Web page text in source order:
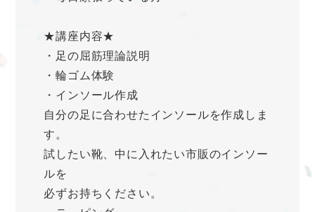
★講座内容★
・足の屈筋理論説明
・輪ゴム体験
・インソール作成
自分の足に合わせたインソールを作成しま
す。
試したい靴、中に入れたい市販のインソー
ルを
必ずお持ちください。